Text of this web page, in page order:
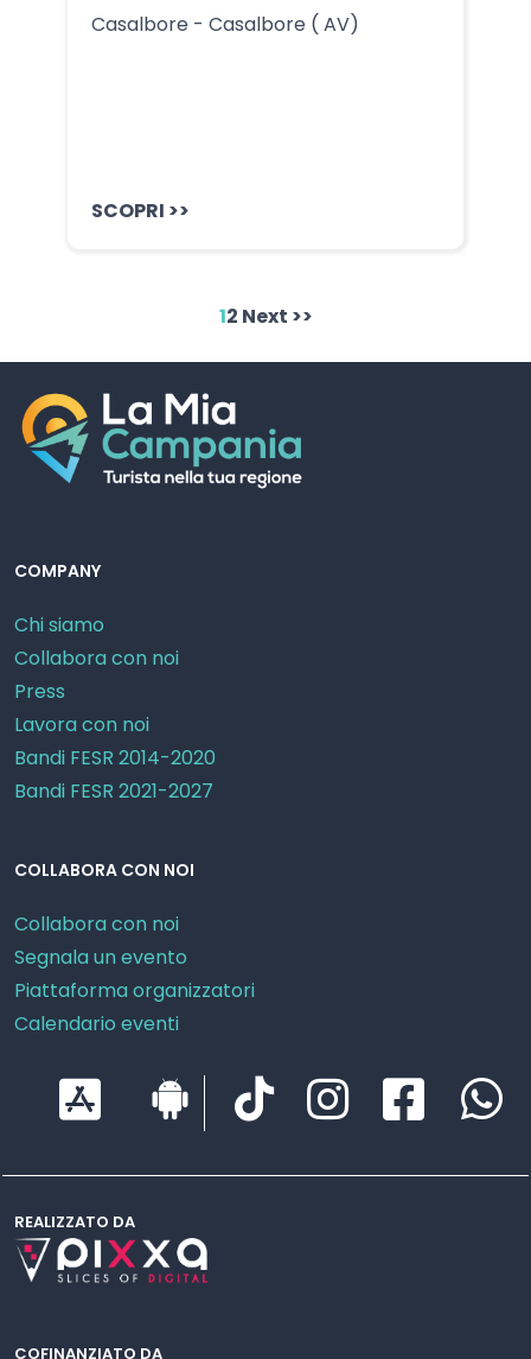
Casalbore - Casalbore ( AV)
SCOPRI >>
12 Next >>
COMPANY
Chi siamo
Collabora con noi
Press
Lavora con noi
Bandi FESR 2014-2020
Bandi FESR 2021-2027
COLLABORA CON NOI
Collabora con noi
Segnala un evento
Piattaforma organizzatori
Calendario eventi
REALIZZATO DA
COFINANZIATO DA